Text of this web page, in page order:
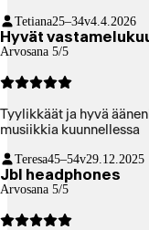
Tetiana25–34v4.4.2026
Hyvät
Arvosana 5/5
Tyylikkäät ja hyvä
musiikkia kuunnellessa
Teresa45–54v29.12.2025
Jbl headphones
Arvosana 5/5